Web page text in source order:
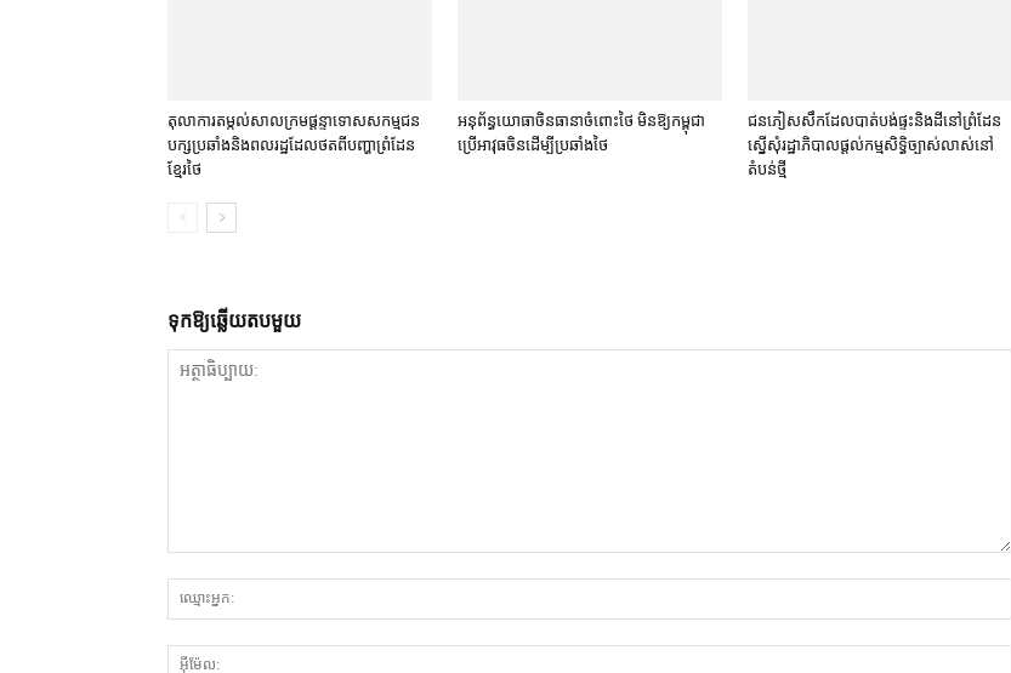
តុលាការ​តម្កល់​សាលក្រម​ផ្ដន្ទាទោស​សកម្មជន​
បក្ស​ប្រឆាំង​និង​ពលរដ្ឋ​ដែល​ថត​ពី​បញ្ហា​ព្រំដែន​
ខ្មែរ​ថៃ
អនុព័ន្ធយោធា​ចិន​ធានា​ចំពោះ​ថៃ មិន​ឱ្យ​កម្ពុជា​
ប្រើ​អាវុធ​ចិន​ដើម្បី​ប្រឆាំង​ថៃ ​
ជនភៀសសឹក​ដែល​បាត់បង់​ផ្ទះ​និង​ដី​នៅ​ព្រំដែន​
ស្នើសុំ​រដ្ឋាភិបាល​ផ្តល់​កម្មសិទ្ធិ​ច្បាស់លាស់​នៅ​
តំបន់​ថ្មី
ទុក​ឱ្យ​ឆ្លើយ​តប​មួយ